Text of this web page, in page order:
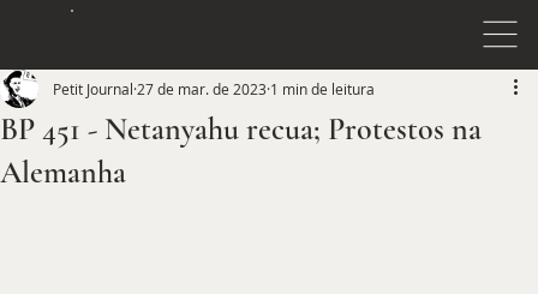
BP 451 - Netanyahu recua; Protestos na
Alemanha
Petit Journal 27 de mar. de 2023 1 min de leitura